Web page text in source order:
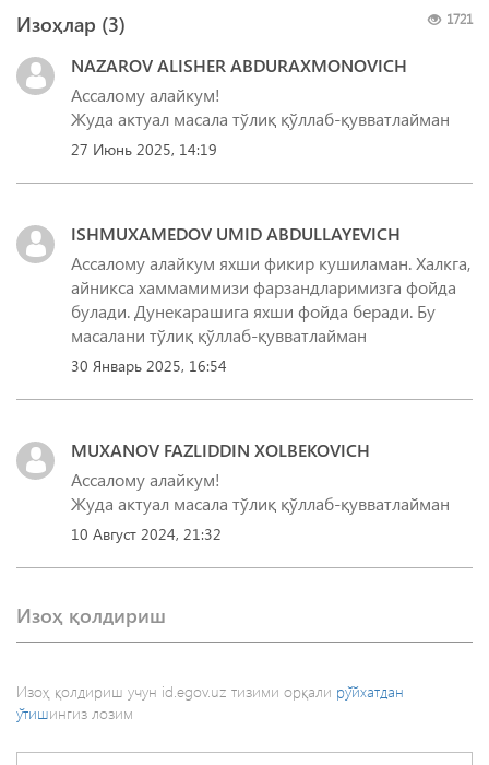
1721
Изоҳлар (3)
NAZAROV ALISHER ABDURAXMONOVICH
Ассалому алайкум!
Жуда актуал масала тўлиқ қўллаб-қувватлайман
27 Июнь 2025, 14:19
ISHMUXAMEDOV UMID ABDULLAYEVICH
Ассалому алайкум яхши фикир кушиламан. Халкга,
айникса хаммамимизи фарзандларимизга фойда
булади. Дунекарашига яхши фойда беради. Бу
масалани тўлиқ қўллаб-қувватлайман
30 Январь 2025, 16:54
MUXANOV FAZLIDDIN XOLBEKOVICH
Ассалому алайкум!
Жуда актуал масала тўлиқ қўллаб-қувватлайман
10 Август 2024, 21:32
Изоҳ қолдириш
Изоҳ қолдириш учун id.egov.uz тизими орқали рўйхатдан
ўтишингиз лозим